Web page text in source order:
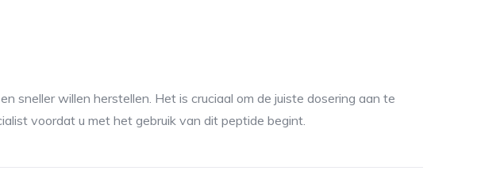
willen herstellen. Het is cruciaal om de juiste dosering aan te
voordat u met het gebruik van dit peptide begint.